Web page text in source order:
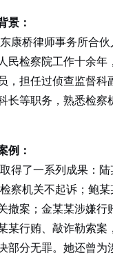
景：
康桥律师事务所合
民检察院工作十余年
，担任过侦查监督科
长等职务，熟悉检察
例：
得了一系列成果：
察机关不起诉；鲍
撤案；金某某涉嫌行
某行贿、敲诈勒索案
部分无罪。她还曾为